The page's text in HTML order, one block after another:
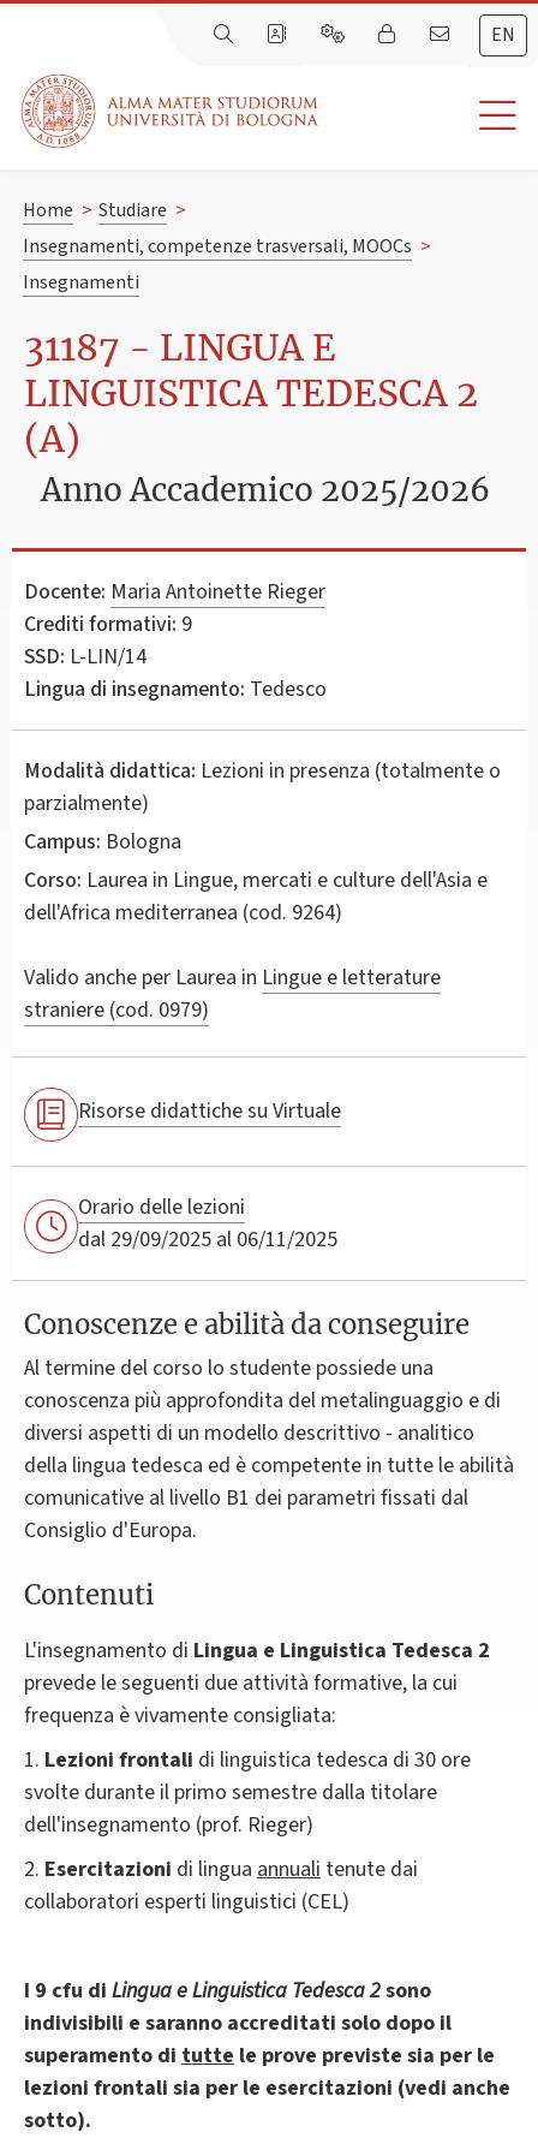
EN
Home > Studiare >
Insegnamenti, competenze trasversali, MOOCs >
Insegnamenti
31187 - LINGUA E
LINGUISTICA TEDESCA 2
(A)
Anno Accademico 2025/2026
Docente: Maria Antoinette Rieger
Crediti formativi: 9
SSD: L-LIN/14
Lingua di insegnamento: Tedesco
Modalità didattica: Lezioni in presenza (totalmente o
parzialmente)
Campus: Bologna
Corso: Laurea in Lingue, mercati e culture dell'Asia e
dell'Africa mediterranea (cod. 9264)
Valido anche per Laurea in Lingue e letterature
straniere (cod. 0979)
Risorse didattiche su Virtuale
Orario delle lezioni
dal 29/09/2025 al 06/11/2025
Conoscenze e abilità da conseguire
Al termine del corso lo studente possiede una
conoscenza più approfondita del metalinguaggio e di
diversi aspetti di un modello descrittivo - analitico
della lingua tedesca ed è competente in tutte le abilità
comunicative al livello B1 dei parametri fissati dal
Consiglio d'Europa.
Contenuti
L'insegnamento di Lingua e Linguistica Tedesca 2
prevede le seguenti due attività formative, la cui
frequenza è vivamente consigliata:
1. Lezioni frontali di linguistica tedesca di 30 ore
svolte durante il primo semestre dalla titolare
dell'insegnamento (prof. Rieger)
2. Esercitazioni di lingua annuali tenute dai
collaboratori esperti linguistici (CEL)
I 9 cfu di Lingua e Linguistica Tedesca 2sono
indivisibili e saranno accreditati solo dopo il
superamento di tutte le prove previste sia per le
lezioni frontali sia per le esercitazioni (vedi anche
sotto).